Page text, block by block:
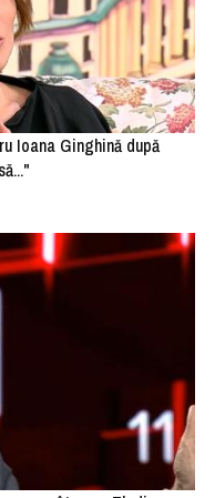
Ioana Ginghină după